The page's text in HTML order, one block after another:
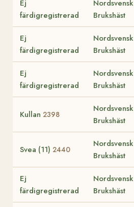
Ej
färdigregistrerad
Nordsvensk
Brukshäst
Ej
färdigregistrerad
Nordsvensk
Brukshäst
Ej
färdigregistrerad
Nordsvensk
Brukshäst
Kullan 2398
Nordsvensk
Brukshäst
Svea (11) 2440
Nordsvensk
Brukshäst
Ej
färdigregistrerad
Nordsvensk
Brukshäst